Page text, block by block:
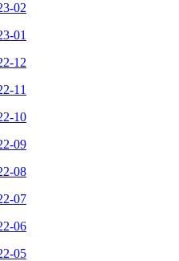
02
01
12
11
10
09
08
07
06
05